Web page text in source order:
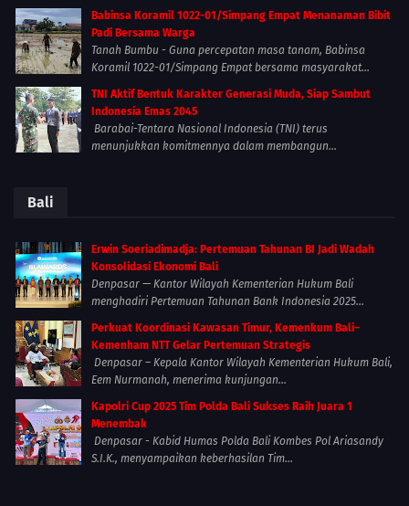
Babinsa Koramil 1022-01/Simpang Empat Menanaman Bibit
Padi Bersama Warga
Tanah Bumbu - Guna percepatan masa tanam, Babinsa
Koramil 1022-01/Simpang Empat bersama masyarakat...
TNI Aktif Bentuk Karakter Generasi Muda, Siap Sambut
Indonesia Emas 2045
Barabai-Tentara Nasional Indonesia (TNI) terus
menunjukkan komitmennya dalam membangun...
Bali
Erwin Soeriadimadja: Pertemuan Tahunan BI Jadi Wadah
Konsolidasi Ekonomi Bali
Denpasar — Kantor Wilayah Kementerian Hukum Bali
menghadiri Pertemuan Tahunan Bank Indonesia 2025...
Perkuat Koordinasi Kawasan Timur, Kemenkum Bali–
Kemenham NTT Gelar Pertemuan Strategis
Denpasar – Kepala Kantor Wilayah Kementerian Hukum Bali,
Eem Nurmanah, menerima kunjungan...
Kapolri Cup 2025 Tim Polda Bali Sukses Raih Juara 1
Menembak
Denpasar - Kabid Humas Polda Bali Kombes Pol Ariasandy
S.I.K., menyampaikan keberhasilan Tim...